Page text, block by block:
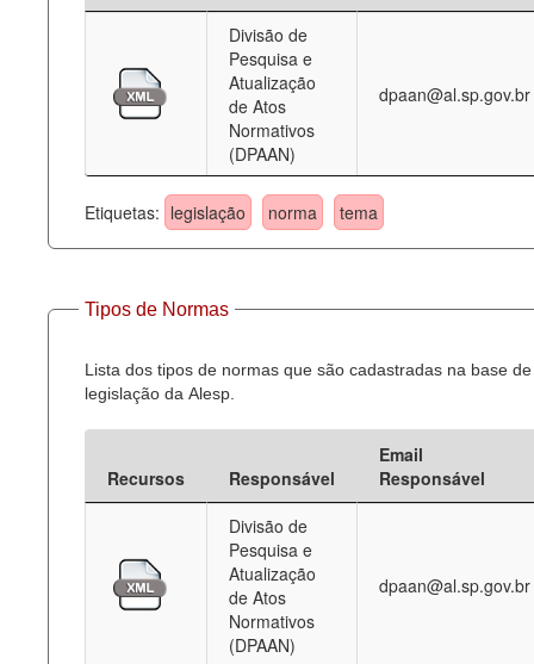
Divisão de
Pesquisa e
Atualização
de Atos
Normativos
(DPAAN)
dpaan@al.sp.gov.br
Etiquetas: legislação norma tema
Tipos de Normas
Lista dos tipos de normas que são cadastradas na base de
legislação da Alesp.
Recursos Responsável
Email
Responsável
Divisão de
Pesquisa e
Atualização
de Atos
Normativos
(DPAAN)
dpaan@al.sp.gov.br